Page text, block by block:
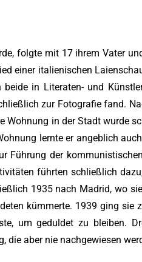
folgte mit 17 ihrem Vater
einer italienischen
in Literaten- und
zur Fotografie fand.
Wohnung in der Stadt wurde
lernte er angeblich
Führung der
führten schließlich
1935 nach Madrid, wo
kümmerte. 1939 ging
um geduldet zu bleiben.
die aber nie nachgewiesen